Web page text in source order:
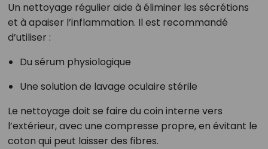
Un nettoyage régulier aide à éliminer les sécrétions
et à apaiser l’inflammation. Il est recommandé
d’utiliser :
Du sérum physiologique
Une solution de lavage oculaire stérile
Le nettoyage doit se faire du coin interne vers
l’extérieur, avec une compresse propre, en évitant le
coton qui peut laisser des fibres.